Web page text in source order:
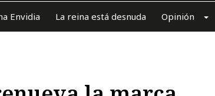
Envidia La reina está desnuda Opinión